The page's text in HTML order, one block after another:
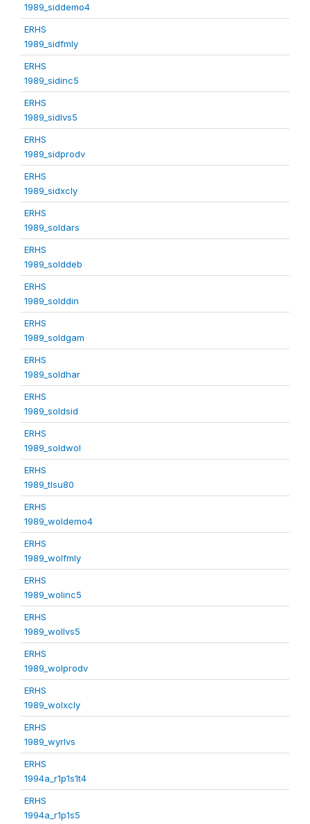
1989_siddemo4
ERHS
1989_sidfmly
ERHS
1989_sidinc5
ERHS
1989_sidlvs5
ERHS
1989_sidprodv
ERHS
1989_sidxcly
ERHS
1989_soldars
ERHS
1989_solddeb
ERHS
1989_solddin
ERHS
1989_soldgam
ERHS
1989_soldhar
ERHS
1989_soldsid
ERHS
1989_soldwol
ERHS
1989_tlsu80
ERHS
1989_woldemo4
ERHS
1989_wolfmly
ERHS
1989_wolinc5
ERHS
1989_wollvs5
ERHS
1989_wolprodv
ERHS
1989_wolxcly
ERHS
1989_wyrlvs
ERHS
1994a_r1p1s1t4
ERHS
1994a_r1p1s5